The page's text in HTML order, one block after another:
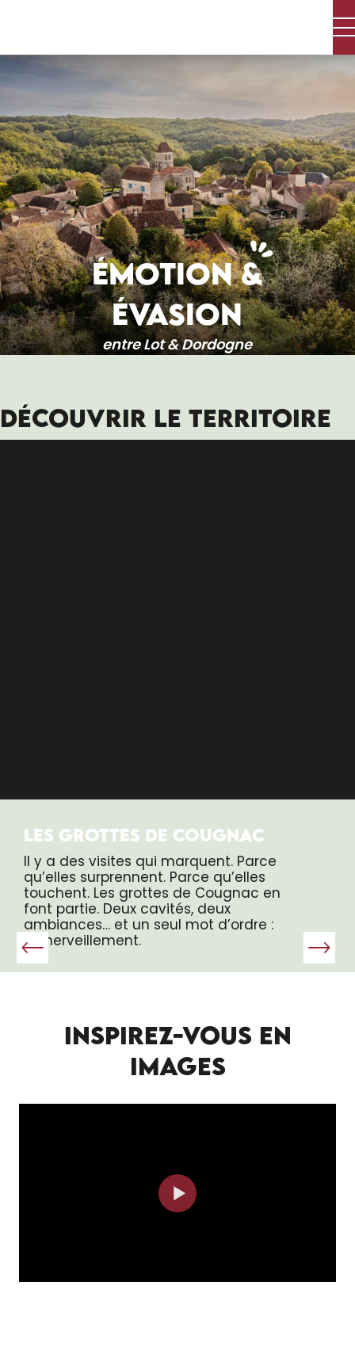
ÉMOTION &
ÉVASION
entre Lot & Dordogne
DÉCOUVRIR LE TERRITOIRE
LES GROTTES DE COUGNAC
Il y a des visites qui marquent. Parce
qu’elles surprennent. Parce qu’elles
touchent. Les grottes de Cougnac en
font partie. Deux cavités, deux
ambiances… et un seul mot d’ordre :
l’émerveillement.
INSPIREZ-VOUS EN
IMAGES